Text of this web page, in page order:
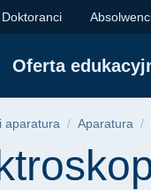
|
Doktoranci
Oferta
aparatura Aparatura